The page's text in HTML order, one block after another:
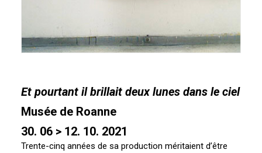
Et pourtant il brillait deux lunes dans le ciel
Musée de Roanne
30. 06 > 12. 10. 2021
Trente-cinq années de sa production méritaient d’être